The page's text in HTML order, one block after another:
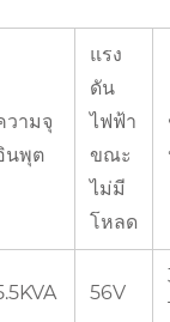
วามจุ
นพุต
แรง
ดัน
ไฟฟ้า
ขณะ
ไม่มี
โหลด
56V